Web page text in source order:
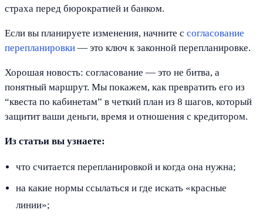
страха перед бюрократией и банком.
Если вы планируете изменения, начните с согласование
перепланировки — это ключ к законной перепланировке.
Хорошая новость: согласование — это не битва, а
понятный маршрут. Мы покажем, как превратить его из
“квеста по кабинетам” в четкий план из 8 шагов, который
защитит ваши деньги, время и отношения с кредитором.
Из статьи вы узнаете:
что считается перепланировкой и когда она нужна;
на какие нормы ссылаться и где искать «красные
линии»;